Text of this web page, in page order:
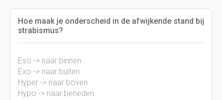
Hoe maak je onderscheid in de afwijkende stand bij
strabismus?
Eso -> naar binnen
Exo -> naar buiten
Hyper -> naar boven
Hypo -> naar beneden